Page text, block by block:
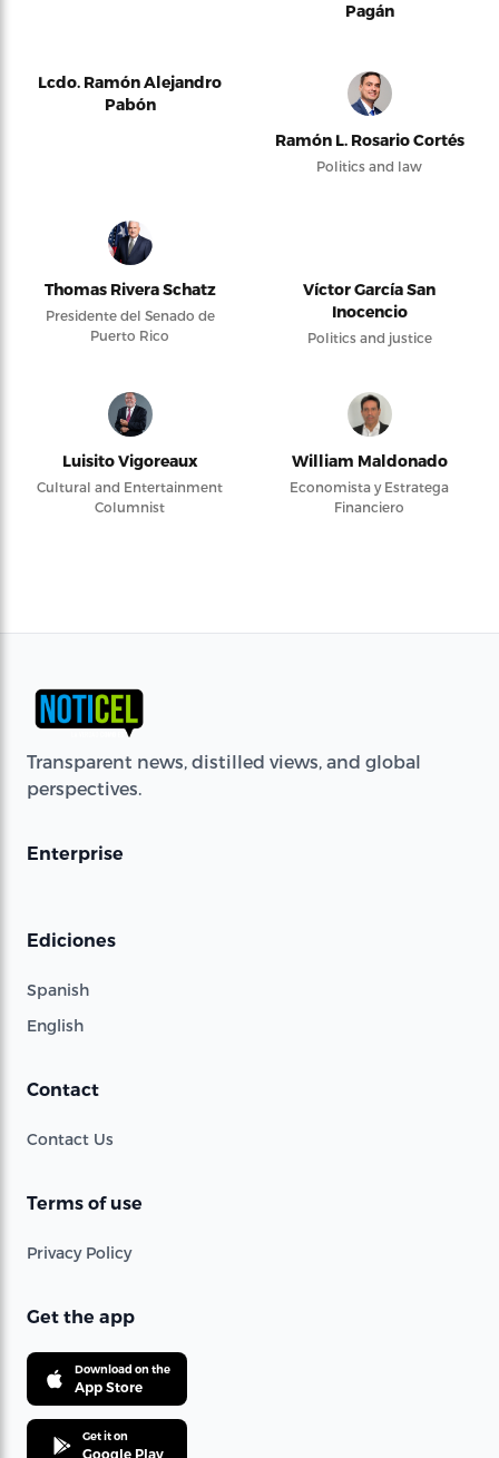
Pagán
Lcdo. Ramón Alejandro
Pabón
Ramón L. Rosario Cortés
Politics and law
Thomas Rivera Schatz
Presidente del Senado de
Puerto Rico
Víctor García San
Inocencio
Politics and justice
Luisito Vigoreaux
Cultural and Entertainment
Columnist
William Maldonado
Economista y Estratega
Financiero
Transparent news, distilled views, and global
perspectives.
Enterprise
Ediciones
Spanish
English
Contact
Contact Us
Terms of use
Privacy Policy
Get the app
Download on the
App Store
Get it on
Google Play